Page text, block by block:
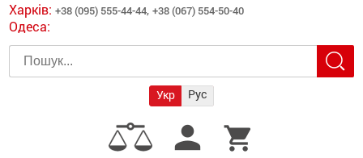
Харків: +38 (095) 555-44-44, +38 (067) 554-50-40
Одеса:
Укр Рус
person shopping_cart
обігрівачі
машини
для